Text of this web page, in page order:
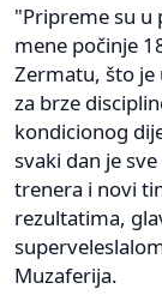
"Pripreme su u
mene počinje
Zermatu, što je
za brze
kondicionog
svaki dan je
trenera i novi
rezultatima,
Muzaferija.